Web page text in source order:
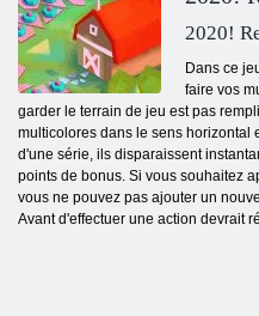
2020!
Dans ce
faire vos
garder le terrain de jeu est pas
multicolores dans le sens horizontal
d'une série, ils disparaissent
points de bonus. Si vous souhaitez
vous ne pouvez pas ajouter un
Avant d'effectuer une action devrait